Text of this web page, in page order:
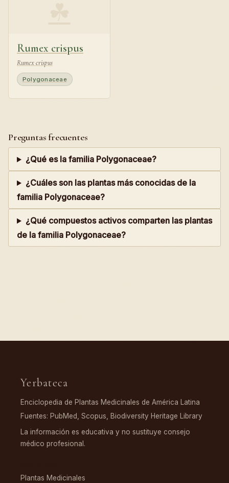
Rumex crispus
Rumex crispus
Polygonaceae
Preguntas frecuentes
¿Qué es la familia Polygonaceae?
¿Cuáles son las plantas más conocidas de la
familia Polygonaceae?
¿Qué compuestos activos comparten las plantas
de la familia Polygonaceae?
Yerbateca
Enciclopedia de Plantas Medicinales de América Latina
Fuentes: PubMed, Scopus, Biodiversity Heritage Library
La información es educativa y no sustituye consejo
médico profesional.
Plantas Medicinales